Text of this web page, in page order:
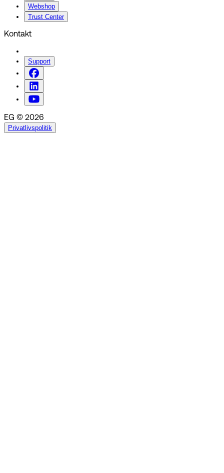
Webshop
Trust Center
Kontakt
Support
EG © 2026
Privatlivspolitik